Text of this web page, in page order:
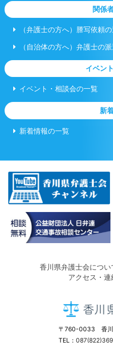
関係
（弁護士の方へ）謄写依頼
（自治体の方へ）弁護士の
イベン
イベント・相談会の一覧
新
新着情報の一覧
香川県弁護士会につい
アクセス・連
〒760-0033 香川
TEL：